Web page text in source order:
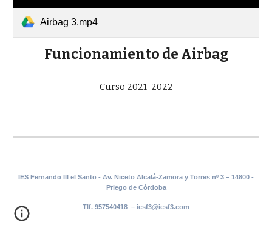
Airbag 3.mp4
Funcionamiento de Airbag
Curso 2021-2022
IES Fernando III el Santo - Av. Niceto Alcalá-Zamora y Torres nº 3 – 14800 -
Priego de Córdoba
Tlf. 957540418 – iesf3@iesf3.com